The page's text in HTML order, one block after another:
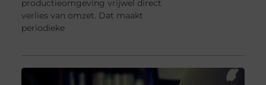
productieomgeving vrijwel direct
verlies van omzet. Dat maakt
periodieke